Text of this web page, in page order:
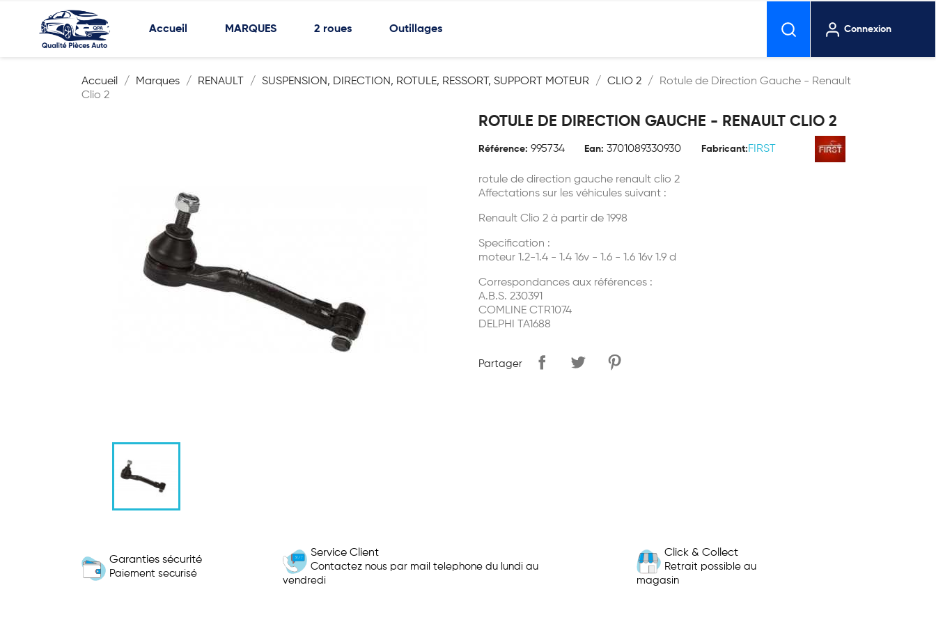
Accueil MARQUES 2 roues Outillages Connexion
Accueil Marques RENAULT SUSPENSION, DIRECTION, ROTULE, RESSORT, SUPPORT MOTEUR CLIO 2
Rotule de Direction Gauche - Renault
Clio 2
ROTULE DE DIRECTION GAUCHE - RENAULT CLIO 2
Référence: 995734 Ean: 3701089330930 Fabricant: FIRST
rotule de direction gauche renault clio 2
Affectations sur les véhicules suivant :
Renault Clio 2 à partir de 1998
Specification :
moteur 1.2-1.4 - 1.4 16v - 1.6 - 1.6 16v 1.9 d
Correspondances aux références :
A.B.S. 230391
COMLINE CTR1074
DELPHI TA1688
Partager
Garanties sécurité
Paiement securisé
Service Client
Contactez nous par mail telephone du lundi au
vendredi
Click & Collect
Retrait possible au
magasin